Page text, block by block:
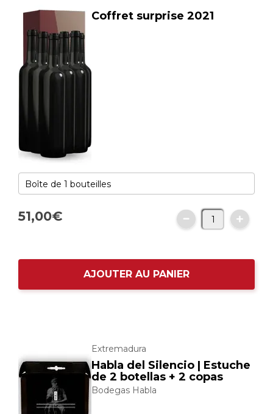
Coffret surprise 2021
51,00€
AJOUTER AU PANIER
Extremadura
Habla del Silencio | Estuche
de 2 botellas + 2 copas
Bodegas Habla